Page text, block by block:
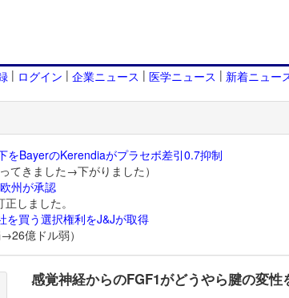
| ログイン | 企業ニュース | 医学ニュース | 新着ニュー
をBayerのKerendiaがプラセボ差引0.7抑制
てきました→下がりました）
州が承認
しました。
を買う選択権利をJ&Jが取得
億ドル弱）
感覚神経からのFGF1がどうやら腱の変性